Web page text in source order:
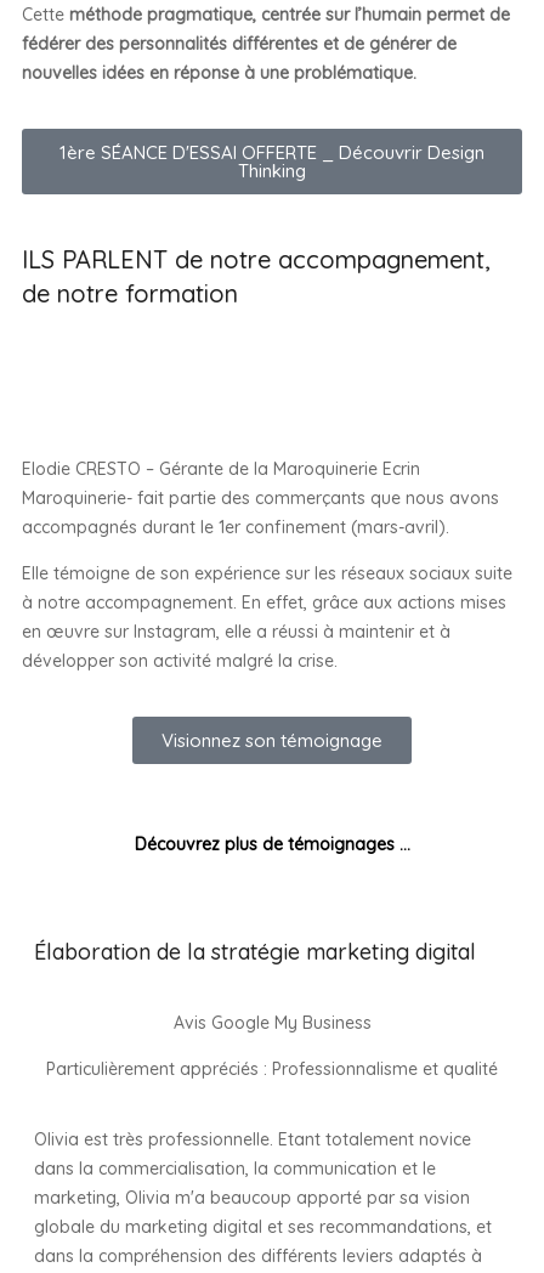
Cette méthode pragmatique, centrée sur l’humain permet de
fédérer des personnalités différentes et de générer de
nouvelles idées en réponse à une problématique.
1ère SÉANCE D'ESSAI OFFERTE _ Découvrir Design
Thinking
ILS PARLENT de notre accompagnement,
de notre formation
Elodie CRESTO – Gérante de la Maroquinerie Ecrin
Maroquinerie- fait partie des commerçants que nous avons
accompagnés durant le 1er confinement (mars-avril).
Elle témoigne de son expérience sur les réseaux sociaux suite
à notre accompagnement. En effet, grâce aux actions mises
en œuvre sur Instagram, elle a réussi à maintenir et à
développer son activité malgré la crise.
Visionnez son témoignage
Découvrez plus de témoignages …
Élaboration de la stratégie marketing digital
Avis Google My Business
Particulièrement appréciés : Professionnalisme et qualité
Olivia est très professionnelle. Etant totalement novice
dans la commercialisation, la communication et le
marketing, Olivia m'a beaucoup apporté par sa vision
globale du marketing digital et ses recommandations, et
dans la compréhension des différents leviers adaptés à